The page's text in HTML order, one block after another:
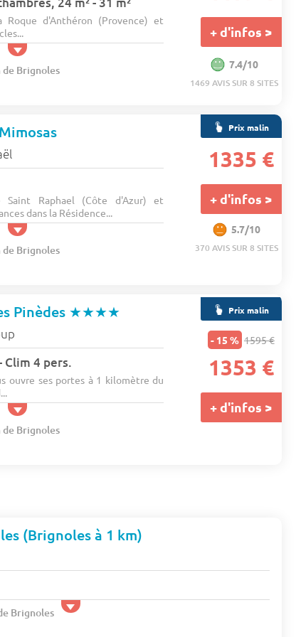
Roque d'Anthéron (Provence) et
de Brignoles
+ d'infos >
7.4/10
1469 AVIS SUR 8 SITES
Saint Raphael (Côte d'Azur) et
dans la Résidence...
de Brignoles
Prix malin
1335 €
+ d'infos >
5.7/10
370 AVIS SUR 8 SITES
Pinèdes ★★★★
Clim 4 pers.
ouvre ses portes à 1 kilomètre du
de Brignoles
Prix malin
- 15 % 1595 €
1353 €
+ d'infos >
(Brignoles à 1 km)
Brignoles